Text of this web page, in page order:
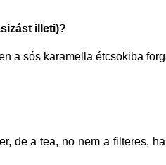
illeti)?
a sós karamella étcsokiba
de a tea, no nem a filteres,